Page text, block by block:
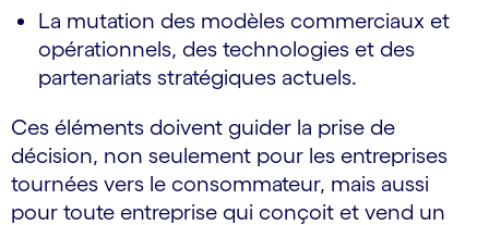
La mutation des modèles commerciaux et
opérationnels, des technologies et des
partenariats stratégiques actuels.
Ces éléments doivent guider la prise de
décision, non seulement pour les entreprises
tournées vers le consommateur, mais aussi
pour toute entreprise qui conçoit et vend un